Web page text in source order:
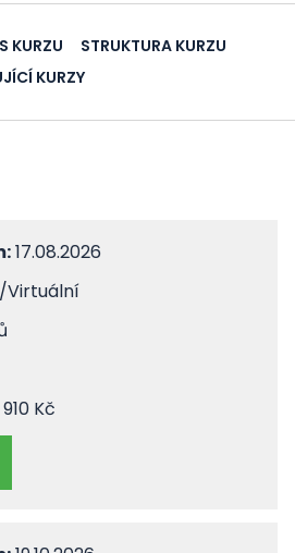
KURZU
STRUKTURA KURZU
KURZY
17.08.2026
Virtuální
Kč